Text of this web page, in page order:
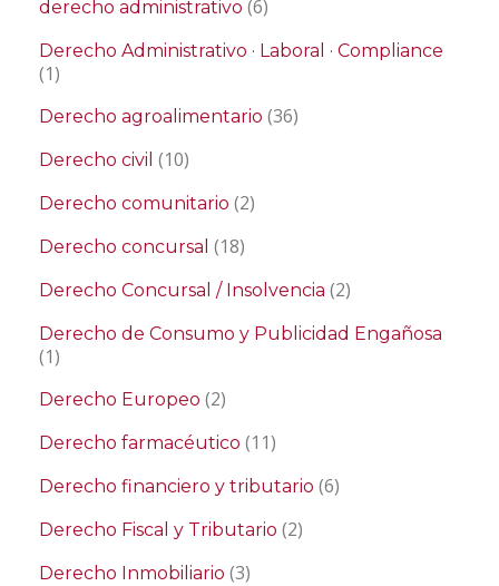
derecho administrativo (6)
Derecho Administrativo · Laboral · Compliance
(1)
Derecho agroalimentario (36)
Derecho civil (10)
Derecho comunitario (2)
Derecho concursal (18)
Derecho Concursal / Insolvencia (2)
Derecho de Consumo y Publicidad Engañosa
(1)
Derecho Europeo (2)
Derecho farmacéutico (11)
Derecho financiero y tributario (6)
Derecho Fiscal y Tributario (2)
Derecho Inmobiliario (3)